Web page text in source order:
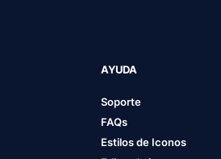
AYUDA
Soporte
FAQs
Estilos de Iconos